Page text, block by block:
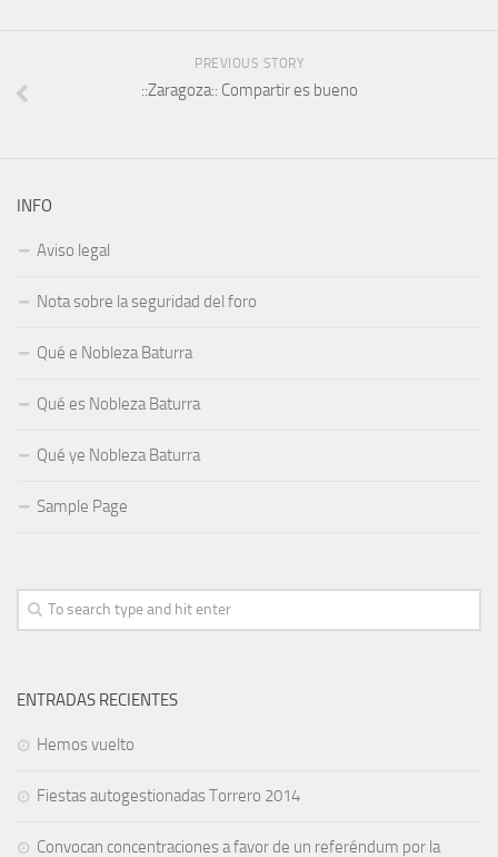
PREVIOUS STORY
::Zaragoza:: Compartir es bueno
INFO
Aviso legal
Nota sobre la seguridad del foro
Qué e Nobleza Baturra
Qué es Nobleza Baturra
Qué ye Nobleza Baturra
Sample Page
ENTRADAS RECIENTES
Hemos vuelto
Fiestas autogestionadas Torrero 2014
Convocan concentraciones a favor de un referéndum por la